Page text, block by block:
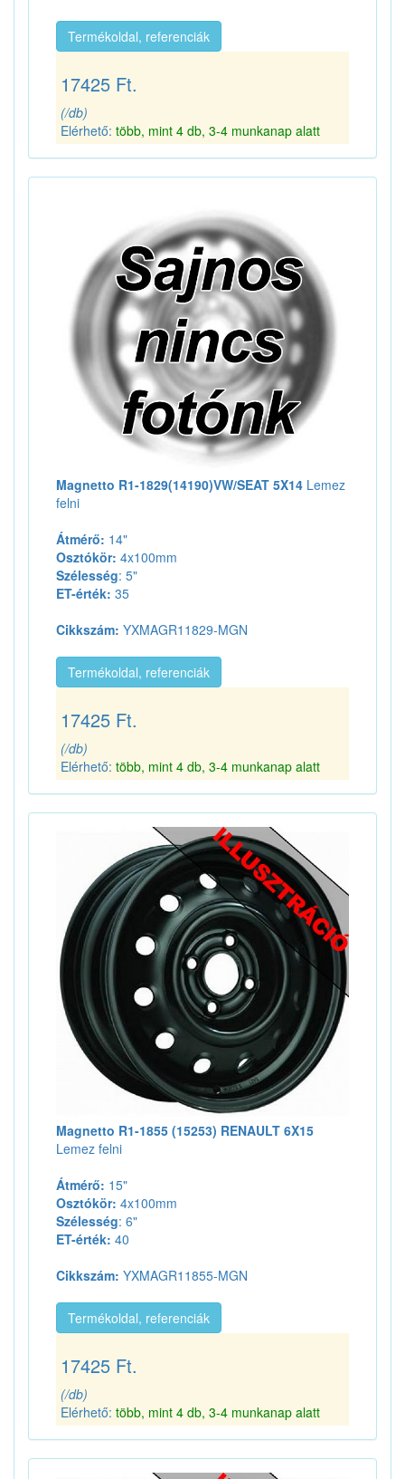
Termékoldal, referenciák
17425 Ft.
(/db)
Elérhető: több, mint 4 db, 3-4 munkanap alatt
Magnetto R1-1829(14190)VW/SEAT 5X14 Lemez
felni
Átmérő: 14"
Osztókör: 4x100mm
Szélesség: 5"
ET-érték: 35
Cikkszám: YXMAGR11829-MGN
Termékoldal, referenciák
17425 Ft.
(/db)
Elérhető: több, mint 4 db, 3-4 munkanap alatt
Magnetto R1-1855 (15253) RENAULT 6X15
Lemez felni
Átmérő: 15"
Osztókör: 4x100mm
Szélesség: 6"
ET-érték: 40
Cikkszám: YXMAGR11855-MGN
Termékoldal, referenciák
17425 Ft.
(/db)
Elérhető: több, mint 4 db, 3-4 munkanap alatt